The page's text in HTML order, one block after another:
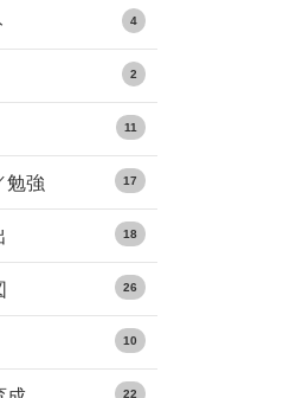
4
2
11
勉強 17
18
26
10
22